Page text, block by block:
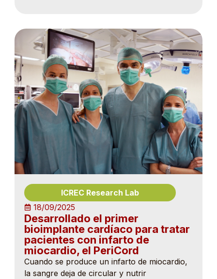
ICREC Research Lab
18/09/2025
Desarrollado el primer
bioimplante cardíaco para tratar
pacientes con infarto de
miocardio, el PeriCord
Cuando se produce un infarto de miocardio,
la sangre deja de circular y nutrir